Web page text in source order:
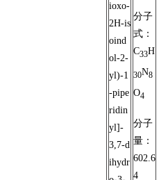
ioxo-
2H-is
oind
ol-2-
yl)-1
-pipe
ridin
yl]-
3,7-d
ihydr
分子
式：
C33H
30N8
O4
分子
量：
602.6
4